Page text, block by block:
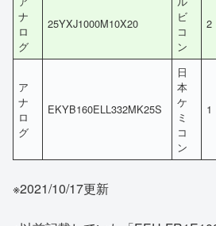
ナ
ロ
グ
25YXJ1000M10X20
ビ
コ
ン
2
ア
ナ
ロ
グ
EKYB160ELL332MK25S
日
本
ケ
ミ
コ
ン
1
※2021/10/17更新